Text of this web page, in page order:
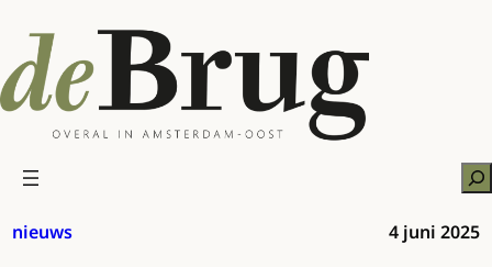
naar
de
inhoud
nieuws 4 juni 2025